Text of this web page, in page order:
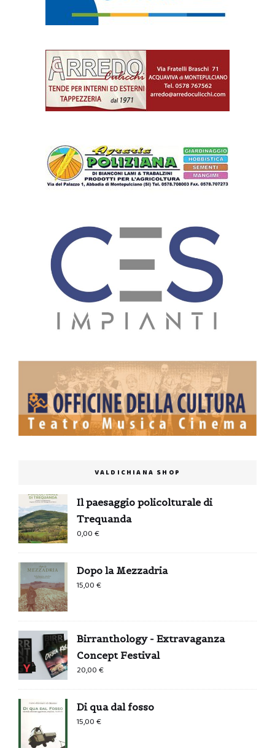
VALDICHIANA SHOP
Il paesaggio policolturale di
Trequanda
0,00€
Dopo la Mezzadria
15,00€
Birranthology - Extravaganza
Concept Festival
20,00€
Di qua dal fosso
15,00€